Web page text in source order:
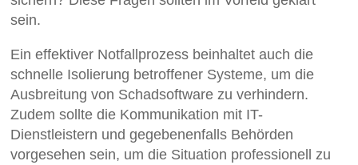
sein.
Ein effektiver Notfallprozess beinhaltet auch die
schnelle Isolierung betroffener Systeme, um die
Ausbreitung von Schadsoftware zu verhindern.
Zudem sollte die Kommunikation mit IT-
Dienstleistern und gegebenenfalls Behörden
vorgesehen sein, um die Situation professionell zu